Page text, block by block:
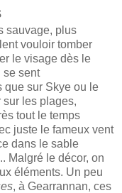
sauvage, plus
vouloir tomber
le visage dès le
se sent
que sur Skye ou le
sur les plages,
tout le temps
juste le fameux vent
dans le sable
Malgré le décor, on
éléments. Un peu
, à Gearrannan, ces